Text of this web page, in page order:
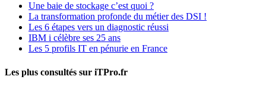
Une baie de stockage c’est quoi ?
La transformation profonde du métier des DSI !
Les 6 étapes vers un diagnostic réussi
IBM i célèbre ses 25 ans
Les 5 profils IT en pénurie en France
Les plus consultés sur iTPro.fr